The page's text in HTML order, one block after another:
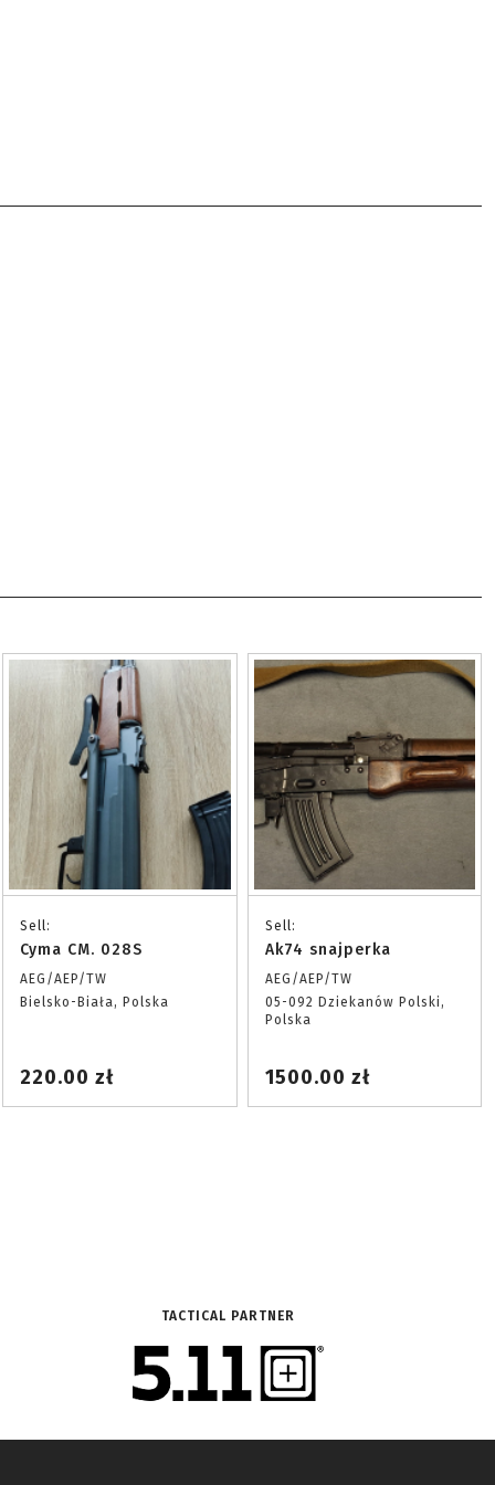
Sell:
Cyma CM. 028S
AEG/AEP/TW
Bielsko-Biała, Polska
220.00 zł
Sell:
Ak74 snajperka
AEG/AEP/TW
05-092 Dziekanów Polski,
Polska
1500.00 zł
TACTICAL PARTNER